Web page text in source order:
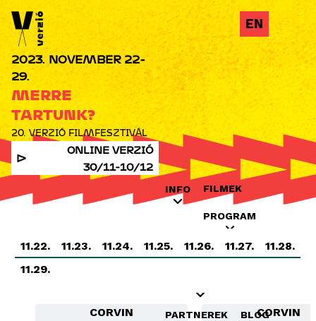
Jump to navigation
INFO FILMEK
PROGRAM
INDUSTRY OKTATÁS
PARTNEREK BLOG
ONLINE VERZIÓ
30/11-10/12
MERRE
TARTUNK?
20. VERZIÓ FILMFESZTIVÁL
2023. NOVEMBER 22-
29.
11.22. 11.23. 11.24. 11.25. 11.26. 11.27.
11.28.
11.29.
CORVIN
CORVIN
EN